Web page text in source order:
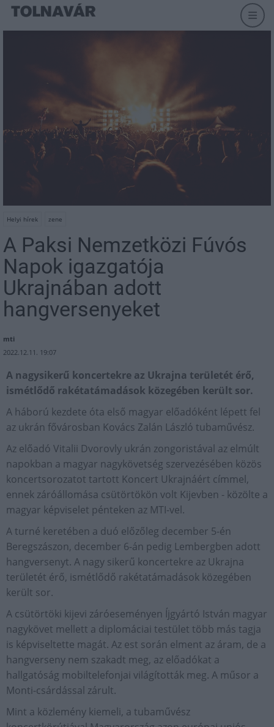
Helyi hírek zene
A Paksi Nemzetközi Fúvós
Napok igazgatója
Ukrajnában adott
hangversenyeket
mti
2022.12.11. 19:07
A nagysikerű koncertekre az Ukrajna területét érő,
ismétlődő rakétatámadások közegében került sor.
A háború kezdete óta első magyar előadóként lépett fel
az ukrán fővárosban Kovács Zalán László tubaművész.
Az előadó Vitalii Dvorovly ukrán zongoristával az elmúlt
napokban a magyar nagykövetség szervezésében közös
koncertsorozatot tartott Koncert Ukrajnáért címmel,
ennek záróállomása csütörtökön volt Kijevben - közölte a
magyar képviselet pénteken az MTI-vel.
A turné keretében a duó előzőleg december 5-én
Beregszászon, december 6-án pedig Lembergben adott
hangversenyt. A nagy sikerű koncertekre az Ukrajna
területét érő, ismétlődő rakétatámadások közegében
került sor.
A csütörtöki kijevi záróeseményen Íjgyártó István magyar
nagykövet mellett a diplomáciai testület több más tagja
is képviseltette magát. Az est során elment az áram, de a
hangverseny nem szakadt meg, az előadókat a
hallgatóság mobiltelefonjai világították meg. A műsor a
Monti-csárdással zárult.
Mint a közlemény kiemeli, a tubaművész